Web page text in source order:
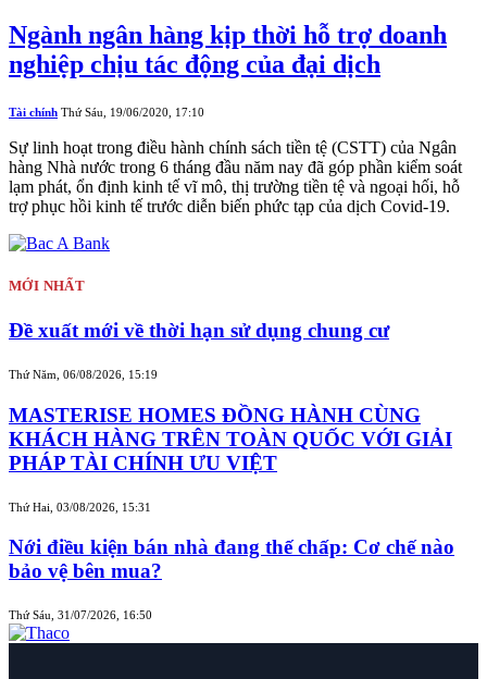
Ngành ngân hàng kịp thời hỗ trợ doanh
nghiệp chịu tác động của đại dịch
Tài chính Thứ Sáu, 19/06/2020, 17:10
Sự linh hoạt trong điều hành chính sách tiền tệ (CSTT) của Ngân
hàng Nhà nước trong 6 tháng đầu năm nay đã góp phần kiểm soát
lạm phát, ổn định kinh tế vĩ mô, thị trường tiền tệ và ngoại hối, hỗ
trợ phục hồi kinh tế trước diễn biến phức tạp của dịch Covid-19.
MỚI NHẤT
Đề xuất mới về thời hạn sử dụng chung cư
Thứ Năm, 06/08/2026, 15:19
MASTERISE HOMES ĐỒNG HÀNH CÙNG
KHÁCH HÀNG TRÊN TOÀN QUỐC VỚI GIẢI
PHÁP TÀI CHÍNH ƯU VIỆT
Thứ Hai, 03/08/2026, 15:31
Nới điều kiện bán nhà đang thế chấp: Cơ chế nào
bảo vệ bên mua?
Thứ Sáu, 31/07/2026, 16:50